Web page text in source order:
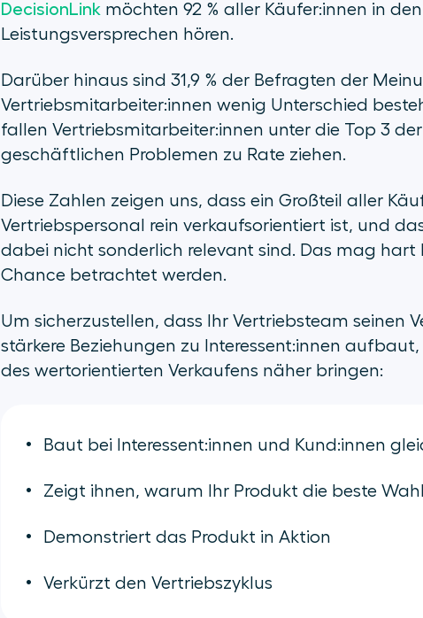
DecisionLinkmöchten 92 % aller Käufer:innen in
Leistungsversprechen hören.
Darüber hinaus sind 31,9 % der Befragten der
Vertriebsmitarbeiter:innen wenig Unterschied
fallen Vertriebsmitarbeiter:innen unter die Top 3 der
geschäftlichen Problemen zu Rate ziehen.
Diese Zahlen zeigen uns, dass ein Großteil aller
Vertriebspersonal rein verkaufsorientiert ist, und
dabei nicht sonderlich relevant sind. Das mag
Chance betrachtet werden.
Um sicherzustellen, dass Ihr Vertriebsteam seinen
stärkere Beziehungen zu Interessent:innen
des wertorientierten Verkaufens näher bringen:
Baut bei Interessent:innen und Kund:innen
Zeigt ihnen, warum Ihr Produkt die beste
Demonstriert das Produkt in Aktion
Verkürzt den Vertriebszyklus